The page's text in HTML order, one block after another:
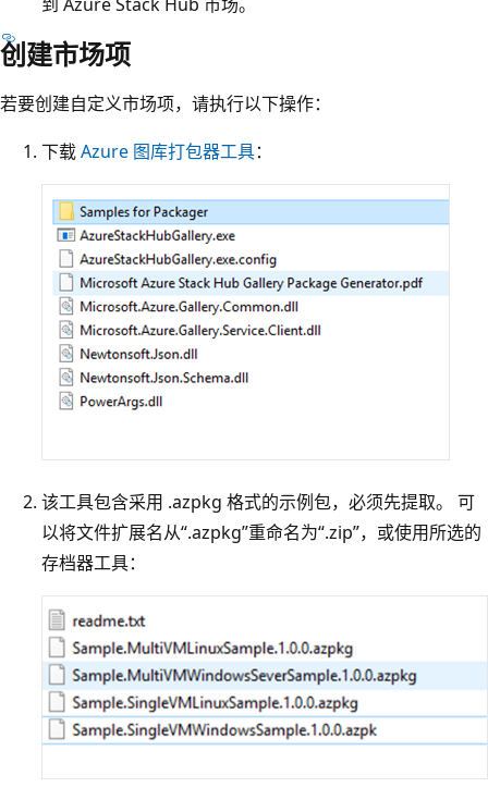
创建市场项
若要创建自定义市场项，请执行以下操作：
下载Azure 图库打包器工具：
该工具包含采用 .azpkg 格式的示例包，必须先提取。 可
以将文件扩展名从“.azpkg”重命名为“.zip”，或使用所选的
存档器工具：